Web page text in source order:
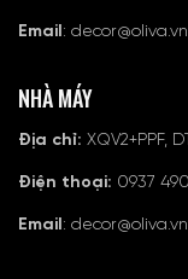
Email: decor@oliva.vn
NHÀ MÁY
Địa chỉ: XQV2+PPF,
Điện thoại: 0937
Email: decor@oliva.vn